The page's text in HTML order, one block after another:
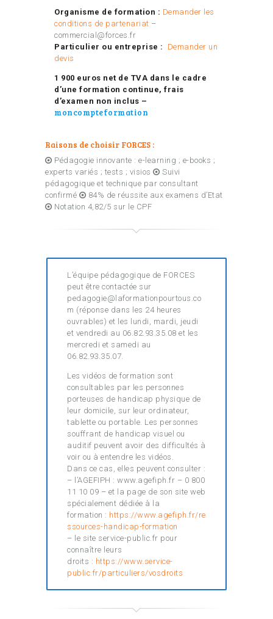
Organisme de formation : Demander les
conditions de partenariat –
commercial@forces.fr
Particulier ou entreprise : Demander un
devis
1 900 euros net de TVA dans le cadre
d’une formation continue, frais
d’examen non inclus –
moncompteformation
Raisons de choisir FORCES :
Pédagogie innovante : e-learning ; e-books ;
experts variés ; tests ; visios
Suivi
pédagogique et technique par consultant
confirmé
84% de réussite aux examens d’Etat
Notation 4,82/5 sur le CPF
L’équipe pédagogique de FORCES
peut être contactée sur
pedagogie@laformationpourtous.co
m (réponse dans les 24 heures
ouvrables) et les lundi, mardi, jeudi
et vendredi au 06.82.93.35.08 et les
mercredi et samedi au
06.82.93.35.07.
Les vidéos de formation sont
consultables par les personnes
porteuses de handicap physique de
leur domicile, sur leur ordinateur,
tablette ou portable. Les personnes
souffrant de handicap visuel ou
auditif peuvent avoir des difficultés à
voir ou à entendre les vidéos.
Dans ce cas, elles peuvent consulter :
– l’AGEFIPH : www.agefiph.fr – 0 800
11 10 09 – et la page de son site web
spécialement dédiée à la
formation : https://www.agefiph.fr/re
ssources-handicap-formation
– le site service-public.fr pour
connaître leurs
droits : https://www.service-
public.fr/particuliers/vosdroits